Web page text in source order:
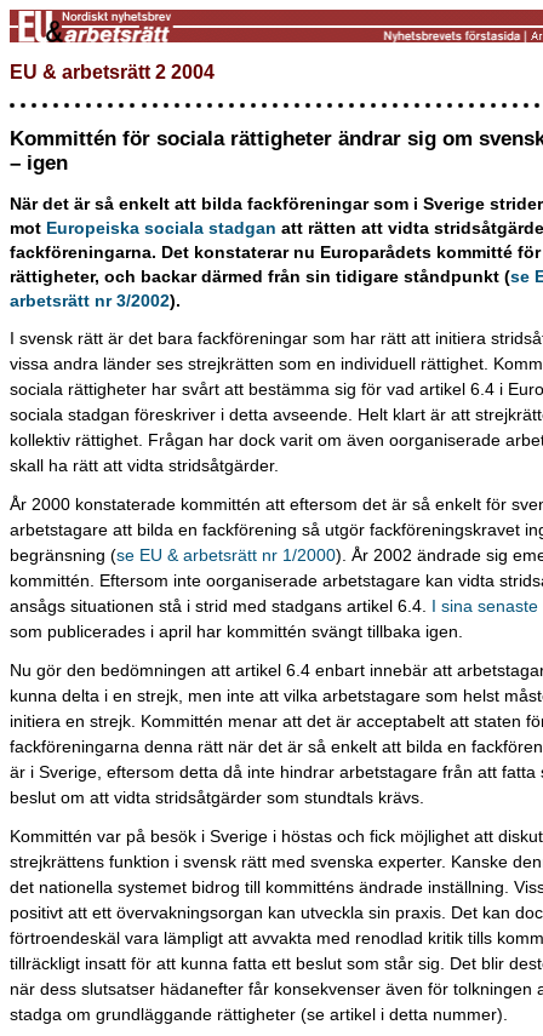
EU & arbetsrätt 2 2004
Kommittén för sociala rättigheter ändrar sig om
– igen
När det är så enkelt att bilda fackföreningar som i Sverige
mot Europeiska sociala stadgan att rätten att vidta
fackföreningarna. Det konstaterar nu Europarådets kommitté
rättigheter, och backar därmed från sin tidigare ståndpunkt (se
arbetsrätt nr 3/2002).
I svensk rätt är det bara fackföreningar som har rätt att initiera
vissa andra länder ses strejkrätten som en individuell rättighet.
sociala rättigheter har svårt att bestämma sig för vad artikel 6.4 i
sociala stadgan föreskriver i detta avseende. Helt klart är att
kollektiv rättighet. Frågan har dock varit om även oorganiserade
skall ha rätt att vidta stridsåtgärder.
År 2000 konstaterade kommittén att eftersom det är så enkelt för
arbetstagare att bilda en fackförening så utgör fackföreningskravet
begränsning (se EU & arbetsrätt nr 1/2000). År 2002 ändrade sig
kommittén. Eftersom inte oorganiserade arbetstagare kan vidta
ansågs situationen stå i strid med stadgans artikel 6.4. I sina
som publicerades i april har kommittén svängt tillbaka igen.
Nu gör den bedömningen att artikel 6.4 enbart innebär att
kunna delta i en strejk, men inte att vilka arbetstagare som helst
initiera en strejk. Kommittén menar att det är acceptabelt att staten
fackföreningarna denna rätt när det är så enkelt att bilda en
är i Sverige, eftersom detta då inte hindrar arbetstagare från att fatta
beslut om att vidta stridsåtgärder som stundtals krävs.
Kommittén var på besök i Sverige i höstas och fick möjlighet att
strejkrättens funktion i svensk rätt med svenska experter. Kanske
det nationella systemet bidrog till kommitténs ändrade inställning.
positivt att ett övervakningsorgan kan utveckla sin praxis. Det kan
förtroendeskäl vara lämpligt att avvakta med renodlad kritik tills
tillräckligt insatt för att kunna fatta ett beslut som står sig. Det blir
när dess slutsatser hädanefter får konsekvenser även för tolkningen
stadga om grundläggande rättigheter (se artikel i detta nummer).